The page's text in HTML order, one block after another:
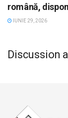
română,
IUNIE 29, 2026
Discussion